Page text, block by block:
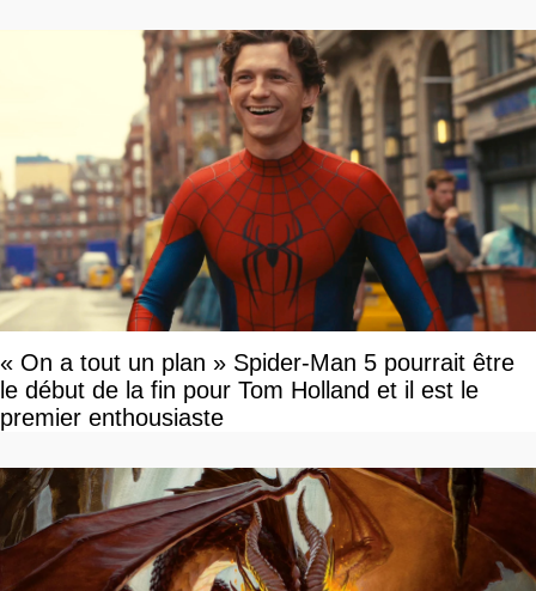
« On a tout un plan » Spider-Man 5 pourrait être
le début de la fin pour Tom Holland et il est le
premier enthousiaste